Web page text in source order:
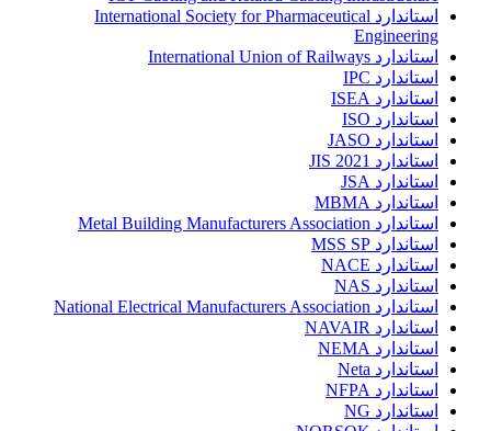
استاندارد International Society for Pharmaceutical
Engineering
استاندارد International Union of Railways
استاندارد IPC
استاندارد ISEA
استاندارد ISO
استاندارد JASO
استاندارد JIS 2021
استاندارد JSA
استاندارد MBMA
استاندارد Metal Building Manufacturers Association
استاندارد MSS SP
استاندارد NACE
استاندارد NAS
استاندارد National Electrical Manufacturers Association
استاندارد NAVAIR
استاندارد NEMA
استاندارد Neta
استاندارد NFPA
استاندارد NG